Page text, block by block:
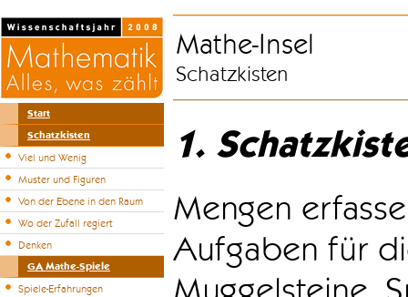
Start
Schatzkisten
Viel und Wenig
Muster und Figuren
Von der Ebene in den Raum
Wo der Zufall regiert
Denken
GA Mathe-Spiele
Spiele-Erfahrungen
Mathe-Insel
Schatzkisten
1.
Mengen
Aufgaben für